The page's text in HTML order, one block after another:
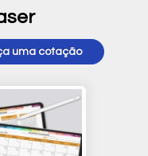
uma cotação